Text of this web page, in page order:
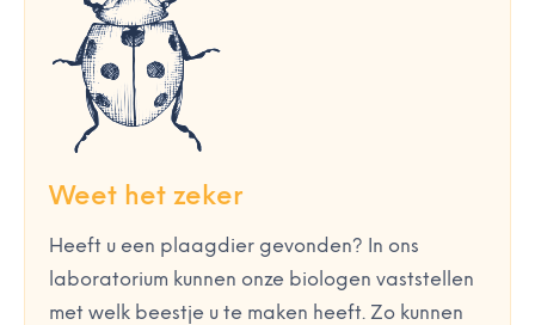
Weet het zeker
Heeft u een plaagdier gevonden? In ons
laboratorium kunnen onze biologen vaststellen
met welk beestje u te maken heeft. Zo kunnen